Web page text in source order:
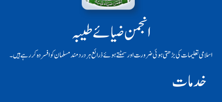
انجمن ضیائے طیبہ
اسلامی تعلیمات کی بڑھتی ہوئی ضرورت اور سمٹتے ہوئے ذرائع ہر دردمند مسلمان کو افسردہ کر رہے ہیں۔
خدمات